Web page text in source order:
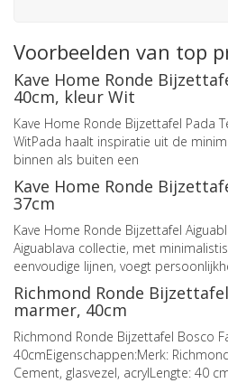
Voorbeelden van top
Kave Home Ronde
40cm, kleur Wit
Kave Home Ronde Bijzettafel Pada
WitPada haalt inspiratie uit de
binnen als buiten een
Kave Home Ronde
37cm
Kave Home Ronde Bijzettafel
Aiguablava collectie, met
eenvoudige lijnen, voegt
Richmond Ronde
marmer, 40cm
Richmond Ronde Bijzettafel Bosco
40cmEigenschappen:Merk:
Cement, glasvezel, acrylLengte: 40